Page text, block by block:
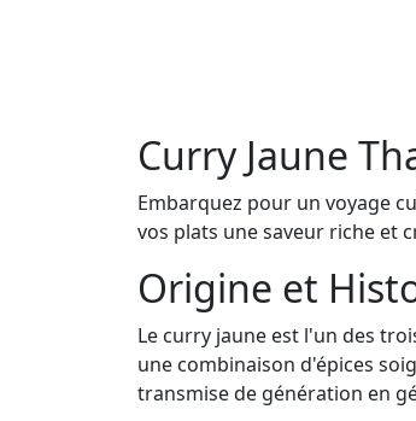
Curry Jaune
Embarquez pour un voyage
vos plats une saveur riche et
Origine et
Le curry jaune est l'un des
une combinaison d'épices
transmise de génération en